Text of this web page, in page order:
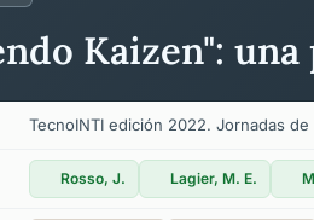
Kaizen":
TecnoINTI edición 2022. Jornadas
Rosso, J. Lagier, M. E.